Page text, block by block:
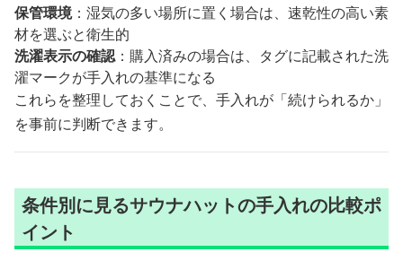
保管環境：湿気の多い場所に置く場合は、速乾性の高い素
材を選ぶと衛生的
洗濯表示の確認：購入済みの場合は、タグに記載された洗
濯マークが手入れの基準になる
これらを整理しておくことで、手入れが「続けられるか」
を事前に判断できます。
条件別に見るサウナハットの手入れの比較ポ
イント